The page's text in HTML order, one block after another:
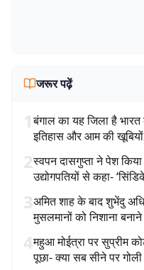
जरूर पढ़ें
1बंगाल का यह जिला है भारत
इतिहास और आम की
2स्वपन दासगुप्ता ने पेश किया
उद्योगपतियों से कहा-
3अमित शाह के बाद शुभेंदु
मुसलमानों को निशाना
4महुआ मोईत्रा पर सुप्रीम
पूछा- क्या सब सीने पर